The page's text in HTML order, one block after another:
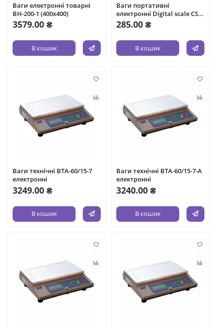
Ваги електронні товарні
ВН-200-1 (400х400)
3579.00 ₴
В кошик
Ваги портативні
електронні Digital scale CS-
100 Professional-mini
285.00 ₴
В кошик
Ваги технічні ВТА-60/15-7
електронні
3249.00 ₴
В кошик
Ваги технічні ВТА-60/15-7-А
електронні
3240.00 ₴
В кошик